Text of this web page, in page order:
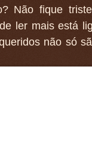
Não fique
ler mais está
não só